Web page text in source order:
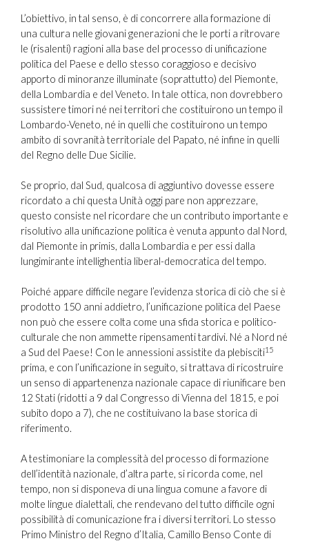
L’obiettivo, in tal senso, è di concorrere alla formazione di
una cultura nelle giovani generazioni che le porti a ritrovare
le (risalenti) ragioni alla base del processo di unificazione
politica del Paese e dello stesso coraggioso e decisivo
apporto di minoranze illuminate (soprattutto) del Piemonte,
della Lombardia e del Veneto. In tale ottica, non dovrebbero
sussistere timori né nei territori che costituirono un tempo il
Lombardo-Veneto, né in quelli che costituirono un tempo
ambito di sovranità territoriale del Papato, né infine in quelli
del Regno delle Due Sicilie.
Se proprio, dal Sud, qualcosa di aggiuntivo dovesse essere
ricordato a chi questa Unità oggi pare non apprezzare,
questo consiste nel ricordare che un contributo importante e
risolutivo alla unificazione politica è venuta appunto dal Nord,
dal Piemonte in primis, dalla Lombardia e per essi dalla
lungimirante intellighentia liberal-democratica del tempo.
Poiché appare difficile negare l’evidenza storica di ciò che si è
prodotto 150 anni addietro, l’unificazione politica del Paese
non può che essere colta come una sfida storica e politico-
culturale che non ammette ripensamenti tardivi. Né a Nord né
a Sud del Paese! Con le annessioni assistite da plebisciti15
prima, e con l’unificazione in seguito, si trattava di ricostruire
un senso di appartenenza nazionale capace di riunificare ben
12 Stati (ridotti a 9 dal Congresso di Vienna del 1815, e poi
subito dopo a 7), che ne costituivano la base storica di
riferimento.
A testimoniare la complessità del processo di formazione
dell’identità nazionale, d’altra parte, si ricorda come, nel
tempo, non si disponeva di una lingua comune a favore di
molte lingue dialettali, che rendevano del tutto difficile ogni
possibilità di comunicazione fra i diversi territori. Lo stesso
Primo Ministro del Regno d’Italia, Camillo Benso Conte di